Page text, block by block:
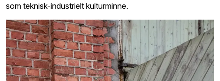
som teknisk-industrielt kulturminne.